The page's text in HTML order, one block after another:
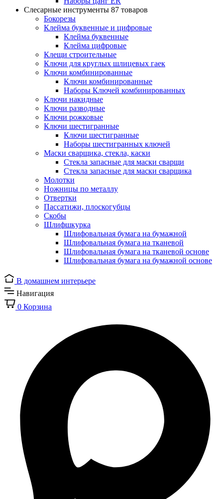
Слесарные инструменты 87 товаров
Бокорезы
Клейма буквенные и цифровые
Клейма буквенные
Клейма цифровые
Клещи строительные
Ключи для круглых шлицевых гаек
Ключи комбинированные
Ключи комбинированные
Наборы Ключей комбинированных
Ключи накидные
Ключи разводные
Ключи рожковые
Ключи шестигранные
Ключи шестигранные
Наборы шестигранных ключей
Маски сварщика, стекла, каски
Стекла запасные для маски сварщи
Стекла запасные для маски сварщика
Молотки
Ножницы по металлу
Отвертки
Пассатижи, плоскогубцы
Скобы
Шлифшкурка
Шлифовальная бумага на бумажной
Шлифовальная бумага на тканевой
Шлифовальная бумага на тканевой основе
Шлифовальная бумага на бумажной основе
В домашнем интерьере
Навигация
0 Корзина